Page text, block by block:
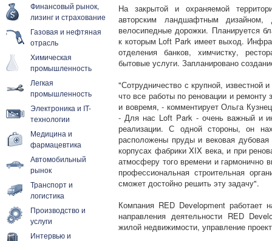
Финансовый рынок,
лизинг и страхование
Газовая и нефтяная
отрасль
Химическая
промышленность
Легкая
промышленность
Электроника и IT-
технологии
Медицина и
фармацевтика
Автомобильный
рынок
Транспорт и
логистика
Производство и
услуги
Интервью и
На закрытой и охраняемой
авторским ландшафтным дизайном,
велосипедные дорожки. Планируется
к которым Loft Park имеет выход.
отделения банков, химчистку,
бытовые услуги. Запланировано
"Сотрудничество с крупной, известной
что все работы по реновации и
и вовремя, - комментирует Ольга
- Для нас Loft Park - очень важный и
реализации. С одной стороны, он
расположены пруды и вековая
корпусах фабрики XIX века, и при
атмосферу того времени и гармонично
профессиональная строительная
сможет достойно решить эту задачу".
Компания RED Development
направления деятельности RED
жилой недвижимости, управление